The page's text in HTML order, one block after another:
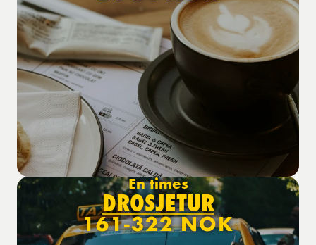
En times
DROSJETUR
161-322 NOK